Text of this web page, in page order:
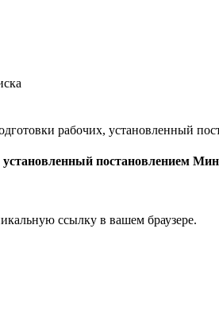
рабочих, установленный
постановлением
ссылку в вашем браузере.